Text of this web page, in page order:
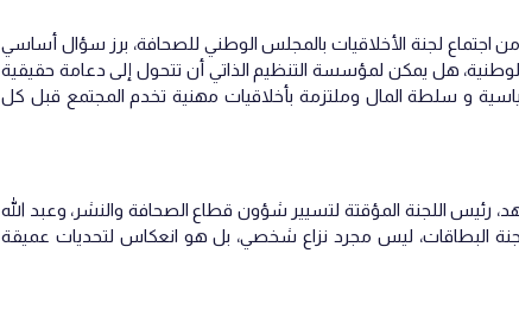
اجتماع لجنة الأخلاقيات بالمجلس الوطني للصحافة، برز سؤال أساسي
هل يمكن لمؤسسة التنظيم الذاتي أن تتحول إلى دعامة حقيقية
و سلطة المال وملتزمة بأخلاقيات مهنية تخدم المجتمع قبل كل
رئيس اللجنة المؤقتة لتسيير شؤون قطاع الصحافة والنشر، وعبد الله
لجنة البطاقات، ليس مجرد نزاع شخصي، بل هو انعكاس لتحديات عميقة